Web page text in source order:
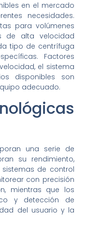
en el mercado
necesidades.
para volúmenes
de alta velocidad
tipo de centrífuga
Factores
el sistema
disponibles son
adecuado.
una serie de
su rendimiento,
de control
con precisión
mientras que los
y detección de
del usuario y la